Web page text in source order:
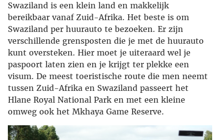
Swaziland is een klein land en makkelijk
bereikbaar vanaf Zuid-Afrika. Het beste is om
Swaziland per huurauto te bezoeken. Er zijn
verschillende grensposten die je met de huurauto
kunt oversteken. Hier moet je uiteraard wel je
paspoort laten zien en je krijgt ter plekke een
visum. De meest toeristische route die men neemt
tussen Zuid-Afrika en Swaziland passeert het
Hlane Royal National Park en met een kleine
omweg ook het Mkhaya Game Reserve.